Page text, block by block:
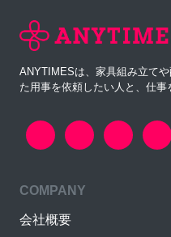
ANYTIMESは、家具組み立て
た用事を依頼したい人と、仕事
COMPANY
会社概要